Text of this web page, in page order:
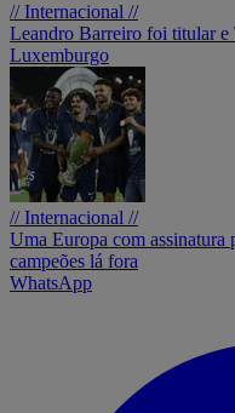
// Internacional //
Leandro Barreiro foi titular e
Luxemburgo
// Internacional //
Uma Europa com assinatura
campeões lá fora
WhatsApp